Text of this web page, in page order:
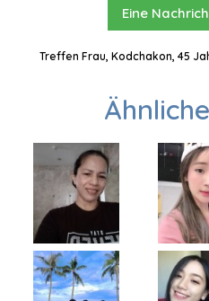
Eine
Treffen Frau, Kodchakon, 45